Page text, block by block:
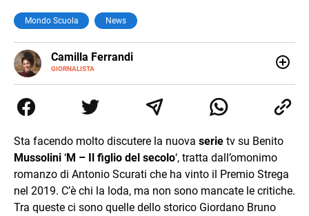
Mondo Scuola News
Camilla Ferrandi
GIORNALISTA
E-
MAIL
LINKEDIN
di trasformare la passione per la scrittura in un lavoro, e
da lì non mi sono più fermata. L’attualità è il mio pane
mente.
Sta facendo molto discutere la nuova serie tv su Benito
Mussolini ‘M – Il figlio del secolo‘, tratta dall’omonimo
romanzo di Antonio Scurati che ha vinto il Premio Strega
nel 2019. C’è chi la loda, ma non sono mancate le critiche.
Tra queste ci sono quelle dello storico Giordano Bruno